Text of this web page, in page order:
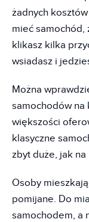
żadnych
mieć
klikasz kilka
wsiadasz i
Można
samochodów na
większości
klasyczne
zbyt duże, jak
Osoby
pomijane. Do
samochodem, a